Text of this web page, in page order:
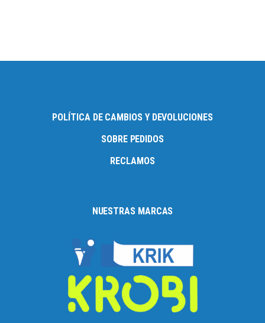
POLÍTICA DE CAMBIOS Y DEVOLUCIONES
SOBRE PEDIDOS
RECLAMOS
NUESTRAS MARCAS